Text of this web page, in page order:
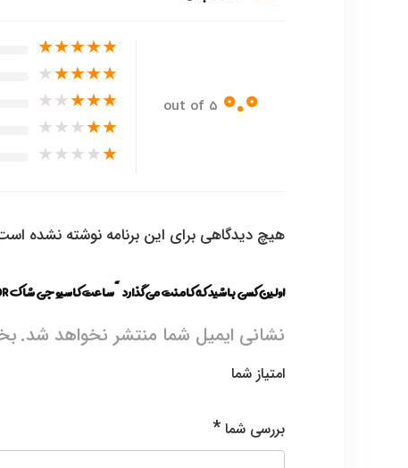
0.0
out of 5
★
★
★
★
★
★
★
★
★
★
★
★
★
★
★
★
★
★
★
★
★
★
★
★
★
هیچ دیدگاهی برای این برنامه نوشته نشده
اولین کسی باشید که کامنت می گذارد “ساعت کاسیو جی شاک Casio GST-200CP-2ADR”
نشانی ایمیل شما منتشر نخواهد شد.
امتیاز شما
بررسی شما *